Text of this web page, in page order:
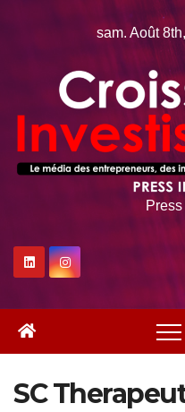
sam. Août
SC